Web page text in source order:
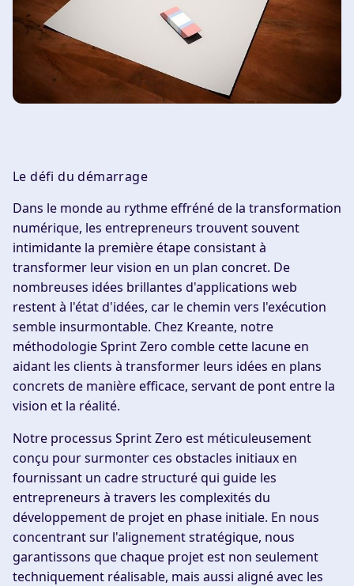
Le défi du démarrage
Dans le monde au rythme effréné de la transformation
numérique, les entrepreneurs trouvent souvent
intimidante la première étape consistant à
transformer leur vision en un plan concret. De
nombreuses idées brillantes d'applications web
restent à l'état d'idées, car le chemin vers l'exécution
semble insurmontable. Chez Kreante, notre
méthodologie Sprint Zero comble cette lacune en
aidant les clients à transformer leurs idées en plans
concrets de manière efficace, servant de pont entre la
vision et la réalité.
Notre processus Sprint Zero est méticuleusement
conçu pour surmonter ces obstacles initiaux en
fournissant un cadre structuré qui guide les
entrepreneurs à travers les complexités du
développement de projet en phase initiale. En nous
concentrant sur l'alignement stratégique, nous
garantissons que chaque projet est non seulement
techniquement réalisable, mais aussi aligné avec les